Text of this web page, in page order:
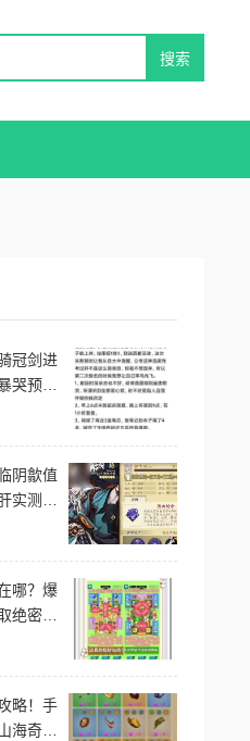
冠剑进
哭预
秘籍
阴歙值
实测强
略！
哪？爆
绝密位
攻略
略！手
海奇珍